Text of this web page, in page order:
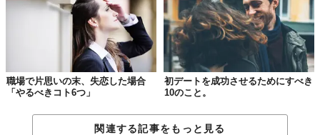
職場で片思いの末、失恋した場合
「やるべきコト6つ」
初デートを成功させるためにすべき
10のこと。
関連する記事をもっと見る